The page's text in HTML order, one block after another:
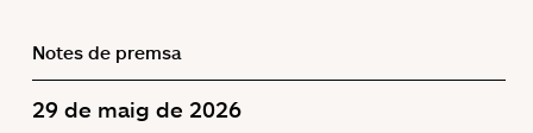
Notes de premsa
29 de maig de 2026